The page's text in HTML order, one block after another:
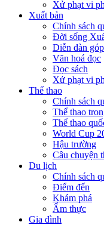
Xử phạt vi
Xuất bản
Chính sách
Đời sống
Diễn đàn
Văn hoá đọc
Đọc sách
Xử phạt vi
Thể thao
Chính sách
Thể thao
Thể thao
World Cup
Hậu trường
Câu chuyện
Du lịch
Chính sách
Điểm đến
Khám phá
Ẩm thực
Gia đình